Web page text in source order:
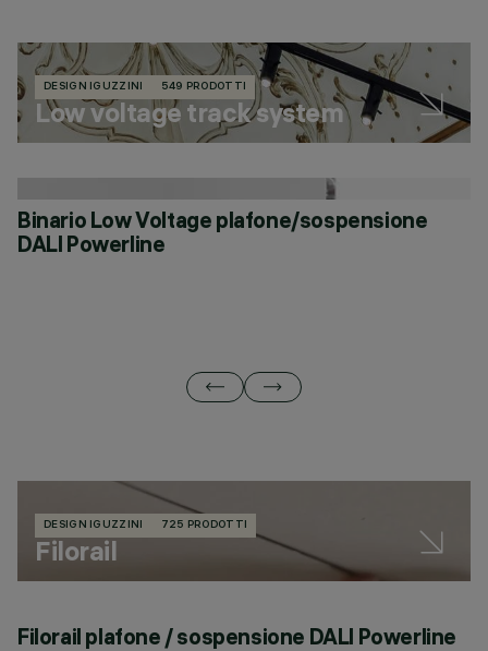
DESIGN IGUZZINI 549 PRODOTTI
Low voltage track system
Binario Low Voltage plafone/sospensione
DALI Powerline
DESIGN IGUZZINI 725 PRODOTTI
Filorail
Filorail plafone / sospensione DALI Powerline